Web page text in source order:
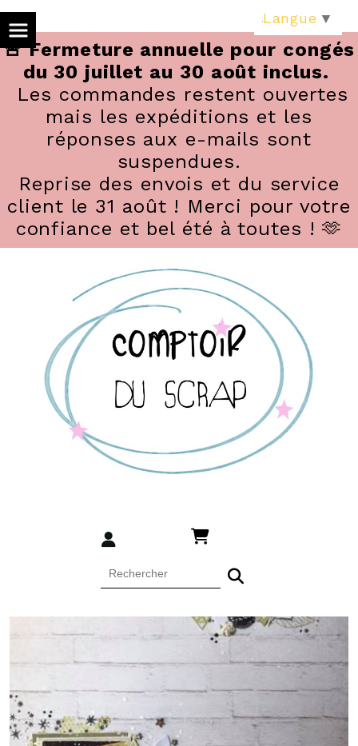
🚨 Fermeture annuelle pour congés
du 30 juillet au 30 août inclus.
Les commandes restent ouvertes
mais les expéditions et les
réponses aux e-mails sont
suspendues.
Reprise des envois et du service
client le 31 août ! Merci pour votre
confiance et bel été à toutes ! 🫶
Langue ▼